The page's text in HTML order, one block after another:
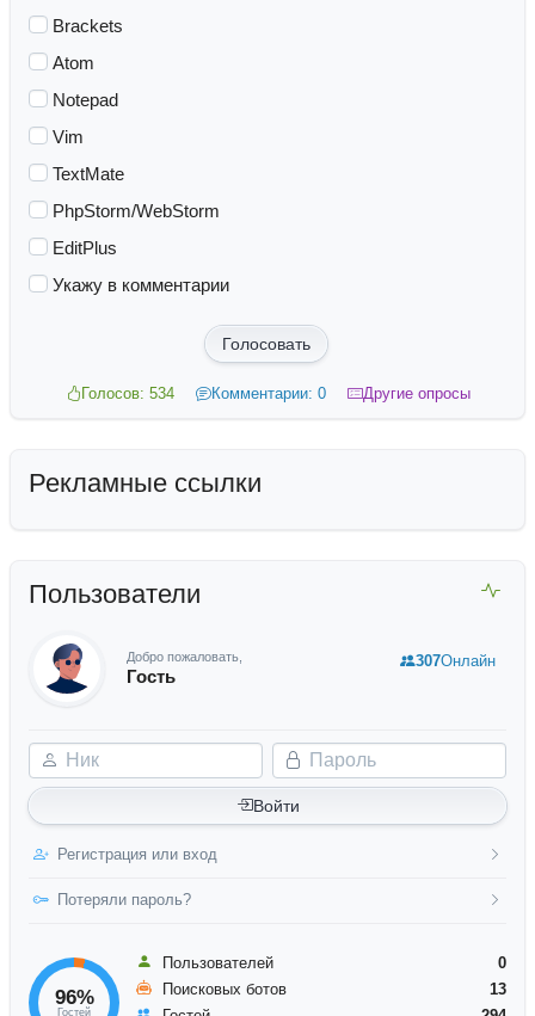
Brackets
Atom
Notepad
Vim
TextMate
PhpStorm/WebStorm
EditPlus
Укажу в комментарии
Голосовать
Голосов: 534 Комментарии: 0 Другие опросы
Рекламные ссылки
Пользователи
Добро пожаловать,
Гость
Ник Пароль
Войти
Регистрация или вход
Потеряли пароль?
307Онлайн
96%
Гостей
Пользователей
0
Поисковых ботов
13